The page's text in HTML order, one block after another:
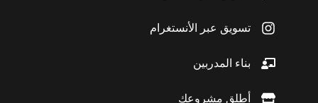
تسويق عبر الأنستغرام
بناء المدربين
أطلق مشروعك